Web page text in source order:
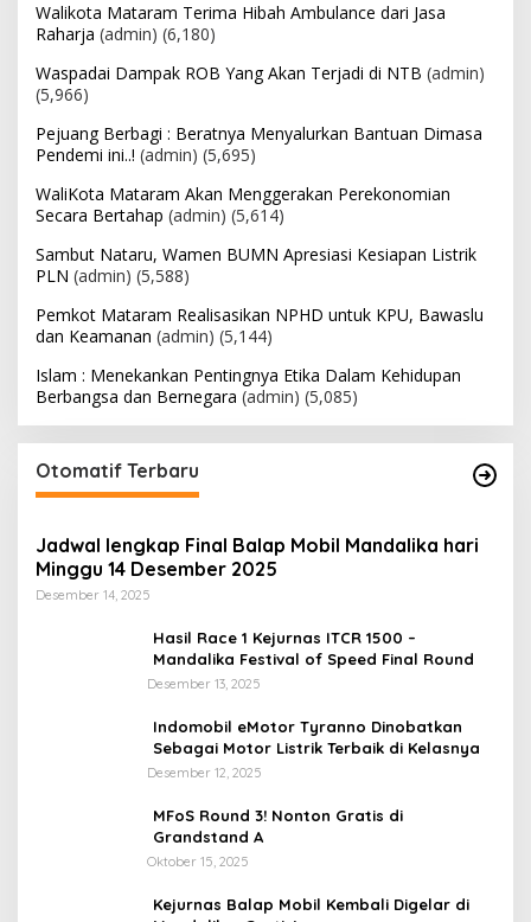
Walikota Mataram Terima Hibah Ambulance dari Jasa
Raharja (admin) (6,180)
Waspadai Dampak ROB Yang Akan Terjadi di NTB (admin)
(5,966)
Pejuang Berbagi : Beratnya Menyalurkan Bantuan Dimasa
Pendemi ini..! (admin) (5,695)
WaliKota Mataram Akan Menggerakan Perekonomian
Secara Bertahap (admin) (5,614)
Sambut Nataru, Wamen BUMN Apresiasi Kesiapan Listrik
PLN (admin) (5,588)
Pemkot Mataram Realisasikan NPHD untuk KPU, Bawaslu
dan Keamanan (admin) (5,144)
Islam : Menekankan Pentingnya Etika Dalam Kehidupan
Berbangsa dan Bernegara (admin) (5,085)
Otomatif Terbaru
Jadwal lengkap Final Balap Mobil Mandalika hari
Minggu 14 Desember 2025
Desember 14, 2025
Hasil Race 1 Kejurnas ITCR 1500 –
Mandalika Festival of Speed Final Round
Desember 13, 2025
Indomobil eMotor Tyranno Dinobatkan
Sebagai Motor Listrik Terbaik di Kelasnya
Desember 12, 2025
MFoS Round 3! Nonton Gratis di
Grandstand A
Oktober 15, 2025
Kejurnas Balap Mobil Kembali Digelar di